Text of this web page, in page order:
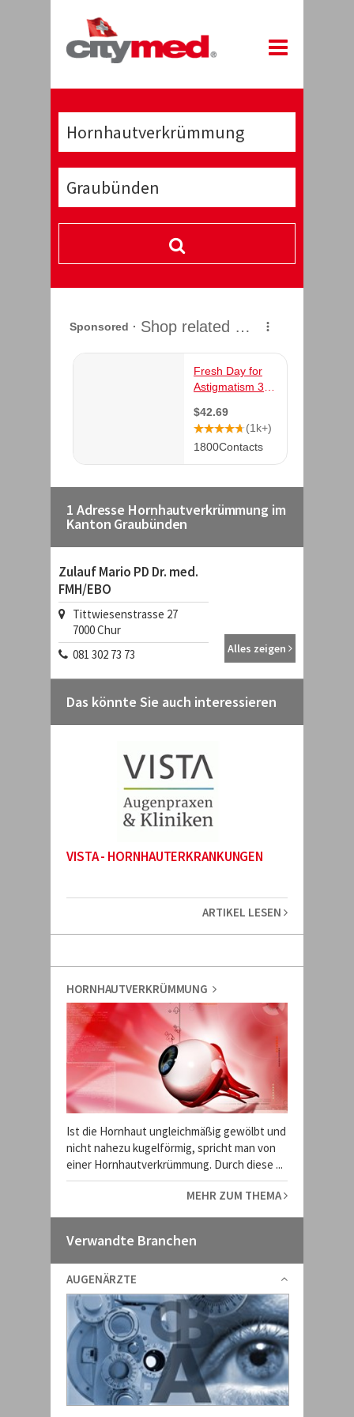
1 Adresse Hornhautverkrümmung im
Kanton Graubünden
Zulauf Mario PD Dr. med.
FMH/EBO
Tittwiesenstrasse 27
7000Chur
081 302 73 73
Alles zeigen
Das könnte Sie auch interessieren
VISTA - HORNHAUTERKRANKUNGEN
ARTIKEL LESEN
HORNHAUTVERKRÜMMUNG
Ist die Hornhaut ungleichmäßig gewölbt und
nicht nahezu kugelförmig, spricht man von
einer Hornhautverkrümmung. Durch diese ...
MEHR ZUM THEMA
Verwandte Branchen
AUGENÄRZTE